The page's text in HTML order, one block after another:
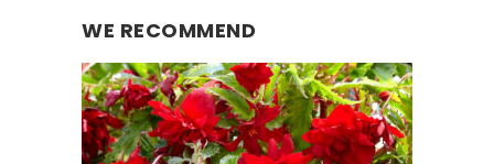
WE RECOMMEND